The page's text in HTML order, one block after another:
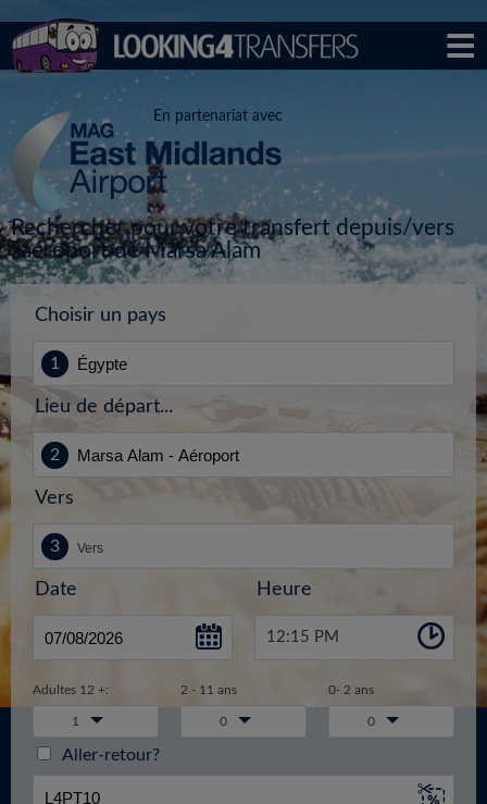
En partenariat avec
Rechercher pour votre transfert depuis/vers
l'aéroport de Marsa Alam
Choisir un pays
Lieu de départ...
Vers
Date Heure
12:15 PM
Adultes 12 +: 2 - 11 ans 0- 2 ans
1 0 0
Aller-retour?